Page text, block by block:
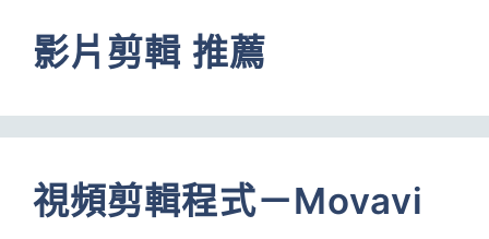
影片剪輯 推薦
視頻剪輯程式－Movavi